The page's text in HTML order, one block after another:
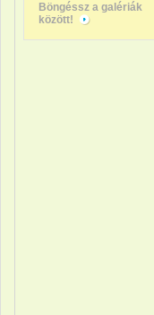
Böngéssz a galériák
között!